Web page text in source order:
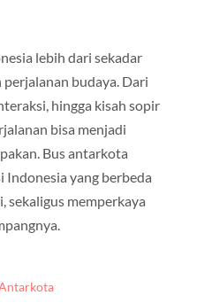
lebih dari sekadar
budaya. Dari
hingga kisah sopir
bisa menjadi
Bus antarkota
Indonesia yang berbeda
sekaligus memperkaya